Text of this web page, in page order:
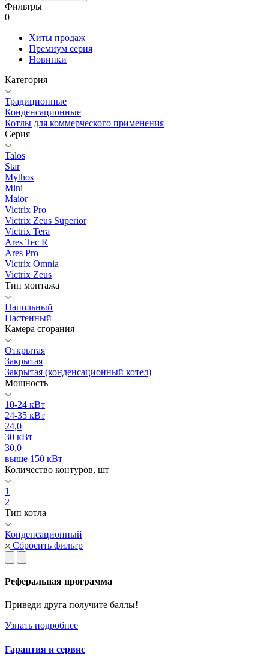
Фильтры
0
Хиты продаж
Премиум серия
Новинки
Категория
Традиционные
Конденсационные
Котлы для коммерческого применения
Серия
Talos
Star
Mythos
Mini
Maior
Victrix Pro
Victrix Zeus Superior
Victrix Tera
Ares Tec R
Ares Pro
Victrix Omnia
Victrix Zeus
Тип монтажа
Напольный
Настенный
Камера сгорания
Открытая
Закрытая
Закрытая (конденсационный котел)
Мощность
10-24 кВт
24-35 кВт
24,0
30 кВт
30,0
выше 150 кВт
Количество контуров, шт
1
2
Тип котла
Конденсационный
Сбросить фильтр
Реферальная программа
Приведи друга получите баллы!
Узнать подробнее
Гарантия и сервис